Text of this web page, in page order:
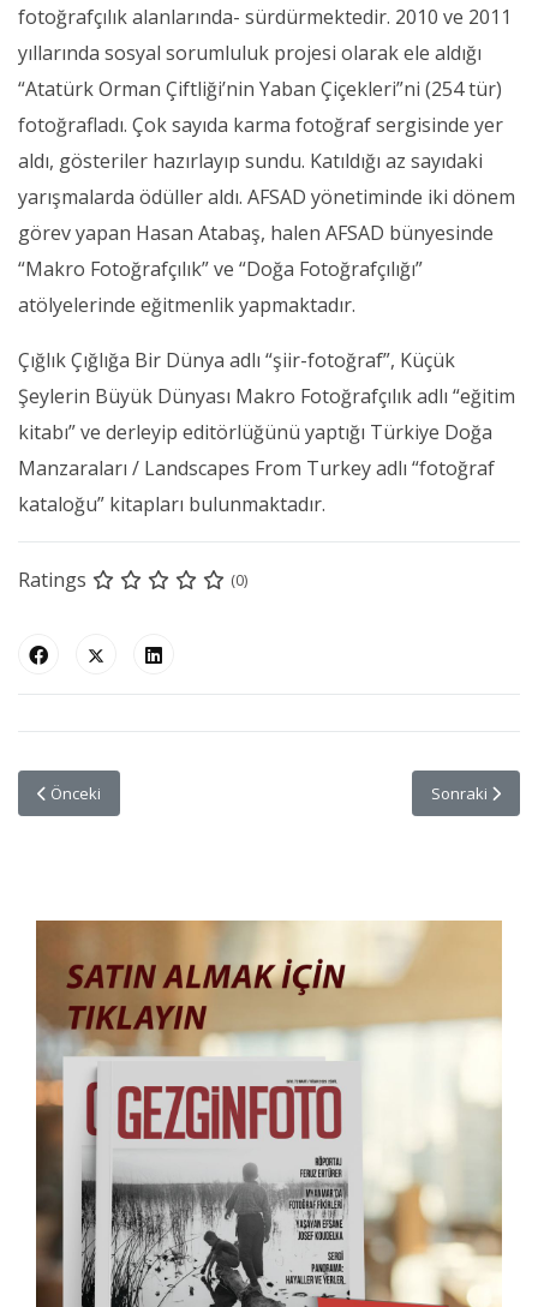
fotoğrafçılık alanlarında- sürdürmektedir. 2010 ve 2011
yıllarında sosyal sorumluluk projesi olarak ele aldığı
“Atatürk Orman Çiftliği’nin Yaban Çiçekleri”ni (254 tür)
fotoğrafladı. Çok sayıda karma fotoğraf sergisinde yer
aldı, gösteriler hazırlayıp sundu. Katıldığı az sayıdaki
yarışmalarda ödüller aldı. AFSAD yönetiminde iki dönem
görev yapan Hasan Atabaş, halen AFSAD bünyesinde
“Makro Fotoğrafçılık” ve “Doğa Fotoğrafçılığı”
atölyelerinde eğitmenlik yapmaktadır.
Çığlık Çığlığa Bir Dünya adlı “şiir-fotoğraf”, Küçük
Şeylerin Büyük Dünyası Makro Fotoğrafçılık adlı “eğitim
kitabı” ve derleyip editörlüğünü yaptığı Türkiye Doğa
Manzaraları / Landscapes From Turkey adlı “fotoğraf
kataloğu” kitapları bulunmaktadır.
Ratings (0)
Önceki makale: “Zengin ve Şöhret Olma Riskini Atlattığım İçin
Önceki Sonraki
Sonraki